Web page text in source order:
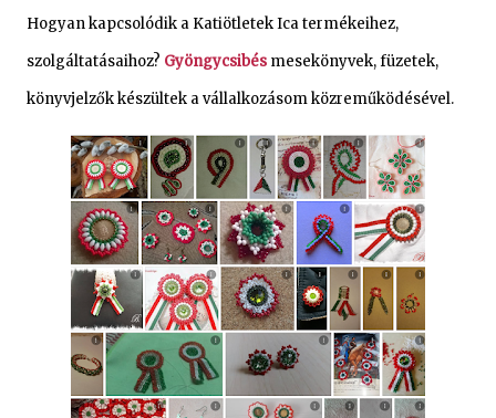
Hogyan kapcsolódik a Katiötletek Ica termékeihez,
szolgáltatásaihoz? Gyöngycsibés mesekönyvek, füzetek,
könyvjelzők készültek a vállalkozásom közreműködésével.